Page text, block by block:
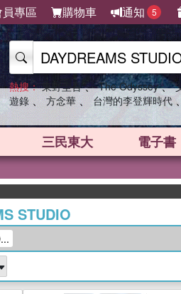
專區 購物車 通知 5
熱搜： 東野圭吾 、 The Odyssey 、
遊錄 、 方念華 、 台灣的李登輝時代 、
三民東大 電子書
STUDIO